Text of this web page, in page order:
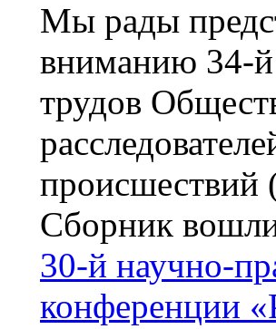
Мы рады
вниманию 34-
трудов
Сборник
30-й научно-
конференции